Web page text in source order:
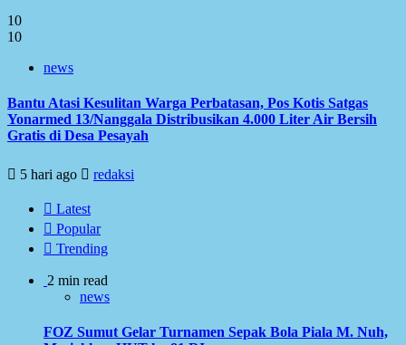
10
10
news
Bantu Atasi Kesulitan Warga Perbatasan, Pos Kotis Satgas
Yonarmed 13/Nanggala Distribusikan 4.000 Liter Air Bersih
Gratis di Desa Pesayah
5 hari ago redaksi
Latest
Popular
Trending
2 min read
news
FOZ Sumut Gelar Turnamen Sepak Bola Piala M. Nuh,